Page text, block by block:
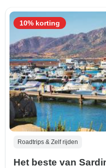
Roadtrips & Zelf rijden
Het beste van
10% korting